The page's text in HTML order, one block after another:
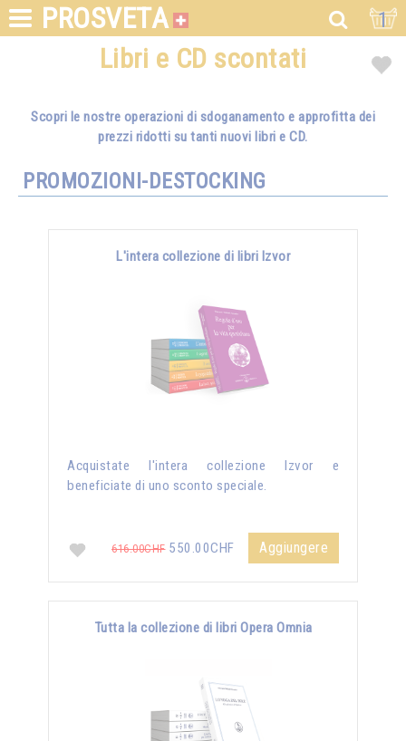
PROSVETA 1
Libri e CD scontati
Scopri le nostre operazioni di sdoganamento e approfitta dei
prezzi ridotti su tanti nuovi libri e CD.
PROMOZIONI-DESTOCKING
L'intera collezione di libri Izvor
Acquistate l'intera collezione Izvor e
beneficiate di uno sconto speciale.
616.00CHF550.00CHF Aggiungere
Tutta la collezione di libri Opera Omnia